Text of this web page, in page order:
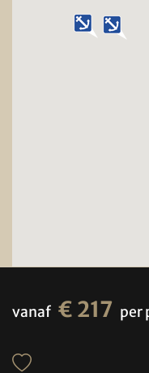
vanaf € 217 per